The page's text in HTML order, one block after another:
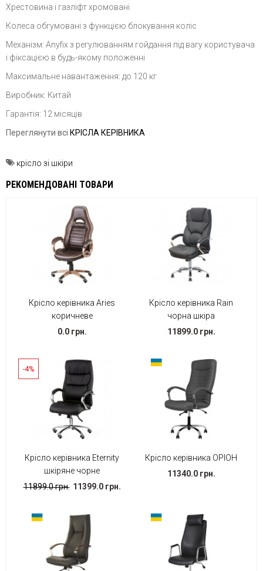
Хрестовина і газліфт хромовані
Колеса обгумовані з функцією блокування коліс
Механізм: Anyfix з регулюванням гойдання під вагу користувача
і фіксацією в будь-якому положенні
Максимальне навантаження: до 120 кг
Виробник: Китай
Гарантія: 12 місяців
Переглянути всі КРІСЛА КЕРІВНИКА
крісло зі шкіри
РЕКОМЕНДОВАНІ ТОВАРИ
Крісло керівника Aries
коричневе
0.0 грн.
Крісло керівника Rain
чорна шкіра
11899.0 грн.
-4%
Крісло керівника Eternity
шкіряне чорне
11899.0 грн. 11399.0 грн.
Крісло керівника ОРІОН
11340.0 грн.